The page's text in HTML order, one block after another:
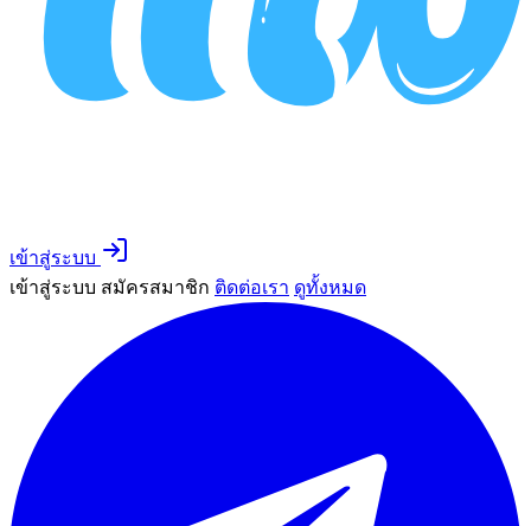
เข้าสู่ระบบ
เข้าสู่ระบบ สมัครสมาชิก ติดต่อเรา ดูทั้งหมด